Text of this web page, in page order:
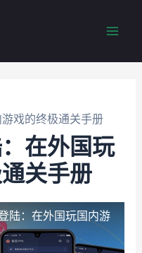
戏的终极通关手册
在外国玩
关手册
陆：在外国玩国内游